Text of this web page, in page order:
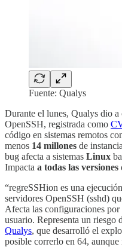
Fuente: Qualys
Durante el lunes, Qualys dio
OpenSSH, registrada como
código en sistemas remotos
menos 14 millones de
bug afecta a sistemas Linux
Impacta a todas las
“regreSSHion es una
servidores OpenSSH (sshd)
Afecta las configuraciones
usuario. Representa un
Qualys, que desarrolló el
posible correrlo en 64,